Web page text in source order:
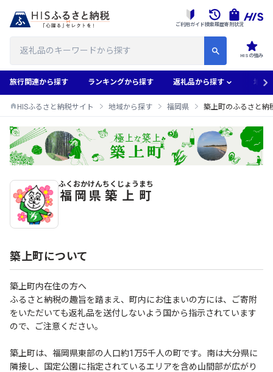
HISの強み
ご利用ガイド検索履歴寄附状況
旅行関連から探す ランキングから探す 返礼品から探す 地域
HISふるさと納税サイト 地域から探す 福岡県 築上町のふるさと納
築上町のふるさと納税返礼品一覧
福岡県
ふくおかけん
築上町
ちくじょうまち
築上町について
築上町内在住の方へ
ふるさと納税の趣旨を踏まえ、町内にお住まいの方には、ご寄附
をいただいても返礼品を送付しないよう国から指示されています
ので、ご注意ください。
築上町は、福岡県東部の人口約1万5千人の町です。南は大分県に
隣接し、国定公園に指定されているエリアを含め山間部が広がり